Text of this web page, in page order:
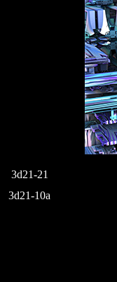
3d21-21
3d21-10a